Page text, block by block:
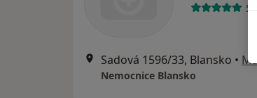
5
Sadová 1596/33, Blansko •
Nemocnice Blansko